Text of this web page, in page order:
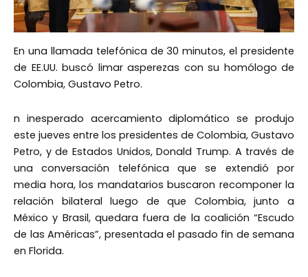
En una llamada telefónica de 30 minutos, el presidente
de EE.UU. buscó limar asperezas con su homólogo de
Colombia, Gustavo Petro.
n inesperado acercamiento diplomático se produjo
este jueves entre los presidentes de Colombia, Gustavo
Petro, y de Estados Unidos, Donald Trump. A través de
una conversación telefónica que se extendió por
media hora, los mandatarios buscaron recomponer la
relación bilateral luego de que Colombia, junto a
México y Brasil, quedara fuera de la coalición “Escudo
de las Américas”, presentada el pasado fin de semana
en Florida.